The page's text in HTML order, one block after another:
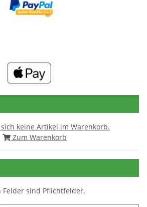
keine Artikel im Warenkorb.
Zum Warenkorb
Felder sind Pflichtfelder.